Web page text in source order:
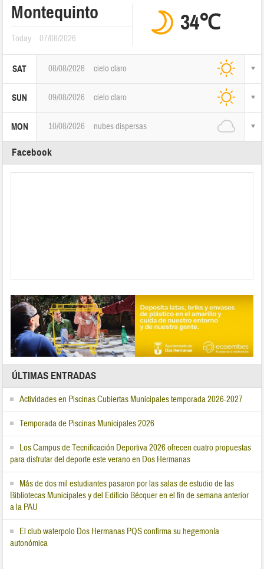
Montequinto
Today 07/08/2026
34℃
SAT 08/08/2026 cielo claro
SUN 09/08/2026 cielo claro
MON 10/08/2026 nubes dispersas
Facebook
ÚLTIMAS ENTRADAS
Actividades en Piscinas Cubiertas Municipales temporada 2026-2027
Temporada de Piscinas Municipales 2026
Los Campus de Tecnificación Deportiva 2026 ofrecen cuatro propuestas
para disfrutar del deporte este verano en Dos Hermanas
Más de dos mil estudiantes pasaron por las salas de estudio de las
Bibliotecas Municipales y del Edificio Bécquer en el fin de semana anterior
a la PAU
El club waterpolo Dos Hermanas PQS confirma su hegemonía
autonómica